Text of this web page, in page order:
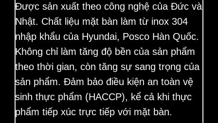
Được sản xuất theo công nghệ của Đức và
Nhật. Chất liệu mặt bàn làm từ inox 304
nhập khẩu của Hyundai, Posco Hàn Quốc.
Không chỉ làm tăng độ bền của sản phẩm
theo thời gian, còn tăng sự sang trọng của
sản phẩm. Đảm bảo điều kiện an toàn vệ
sinh thực phẩm (HACCP), kể cả khi thực
phẩm tiếp xúc trực tiếp với mặt bàn.